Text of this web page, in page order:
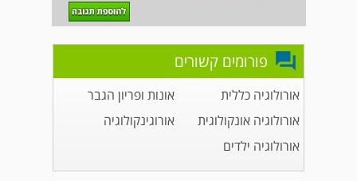
פורומים קשורים
אורולוגיה כללית
אונות ופריון הגבר
אורולוגיה אונקולוגית
אורוגינקולוגיה
אורולוגיה ילדים